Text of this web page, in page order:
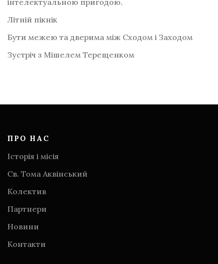
Літній пікнік
Бути межею та дверима між Сходом і Заходом
Зустріч з Мішелем Терещенком
ПРО НАС
Історія і місія
Св. Тома Аквінський
Колектив
Партнери
Новини
Контакти